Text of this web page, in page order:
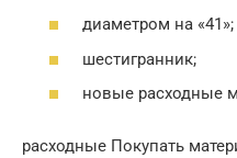
диаметром на «41»;
шестигранник;
новые расходные
расходные Покупать